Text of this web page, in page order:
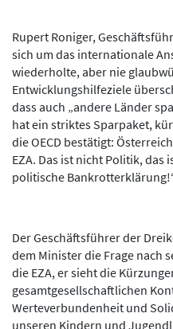
Rupert Roniger,
sich um das internationale
wiederholte, aber nie
Entwicklungshilfeziele
dass auch „andere Länder
hat ein striktes Sparpaket,
die OECD bestätigt:
EZA. Das ist nicht Politik, das
politische
Der Geschäftsführer der
dem Minister die Frage nach
die EZA, er sieht die
gesamtgesellschaftlichen
Werteverbundenheit und
unseren Kindern und